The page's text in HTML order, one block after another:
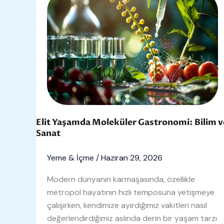
Elit Yaşamda Moleküler Gastronomi: Bilim
Sanat
Yeme & İçme /Haziran 29, 2026
Modern dünyanın karmaşasında, özellikle
metropol hayatının hızlı temposuna yetişmeye
çalışırken, kendimize ayırdığımız vakitleri nasıl
değerlendirdiğimiz aslında derin bir yaşam tarzı
Yaşamda
Moleküler
Gastronomi:
Bilim
ve
Sanat